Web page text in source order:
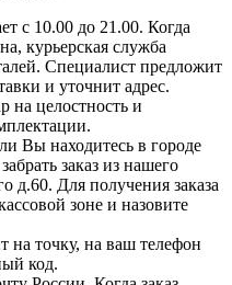
с 10.00 до 21.00. Когда
курьерская служба
Специалист предложит
и уточнит адрес.
на целостность и
Вы находитесь в городе
заказ из нашего
д.60. Для получения заказа
зоне и назовите
на точку, на ваш телефон
код.